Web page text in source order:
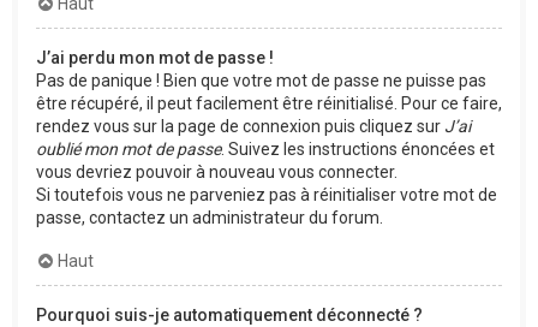
Haut
J’ai perdu mon mot de passe !
Pas de panique ! Bien que votre mot de passe ne puisse pas
être récupéré, il peut facilement être réinitialisé. Pour ce faire,
rendez vous sur la page de connexion puis cliquez sur J’ai
oublié mon mot de passe. Suivez les instructions énoncées et
vous devriez pouvoir à nouveau vous connecter.
Si toutefois vous ne parveniez pas à réinitialiser votre mot de
passe, contactez un administrateur du forum.
Haut
Pourquoi suis-je automatiquement déconnecté ?